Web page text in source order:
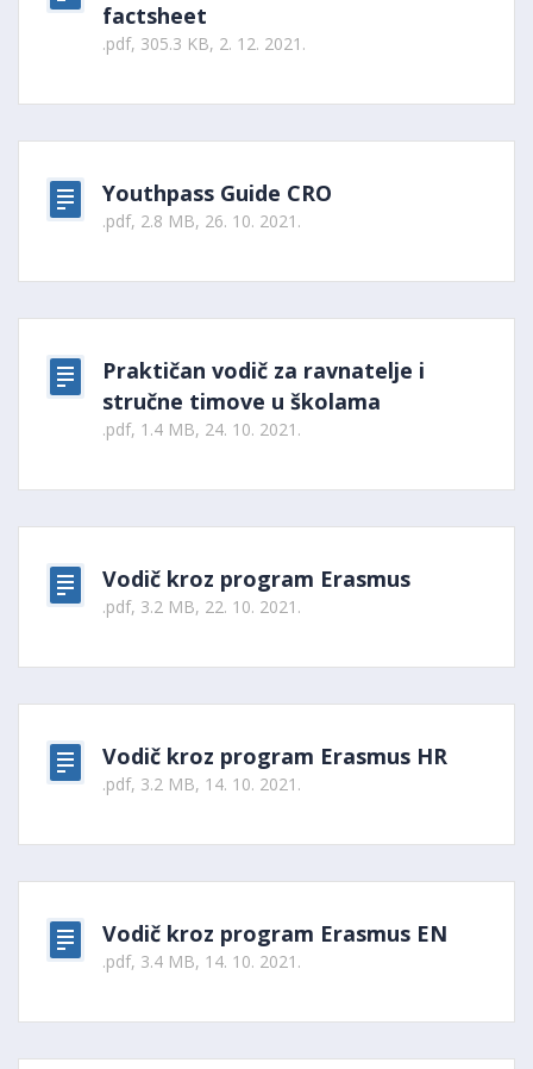
factsheet
.pdf, 305.3 KB, 2. 12. 2021.
Youthpass Guide CRO
.pdf, 2.8 MB, 26. 10. 2021.
Praktičan vodič za ravnatelje i
stručne timove u školama
.pdf, 1.4 MB, 24. 10. 2021.
Vodič kroz program Erasmus
.pdf, 3.2 MB, 22. 10. 2021.
Vodič kroz program Erasmus HR
.pdf, 3.2 MB, 14. 10. 2021.
Vodič kroz program Erasmus EN
.pdf, 3.4 MB, 14. 10. 2021.